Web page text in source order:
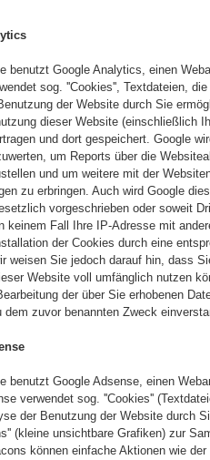
benutzt Google Analytics, einen
sog. ''Cookies'', Textdateien,
der Website durch Sie
dieser Website (einschließlich
und dort gespeichert. Google
um Reports über die
und um weitere mit der
zu erbringen. Auch wird Google
vorgeschrieben oder soweit
keinem Fall Ihre IP-Adresse mit
der Cookies durch eine
weisen Sie jedoch darauf hin, dass
Website voll umfänglich nutzen
der über Sie erhobenen
dem zuvor benannten Zweck
benutzt Google Adsense, einen
verwendet sog. ''Cookies''
der Benutzung der Website durch
(kleine unsichtbare Grafiken) zur
können einfache Aktionen wie